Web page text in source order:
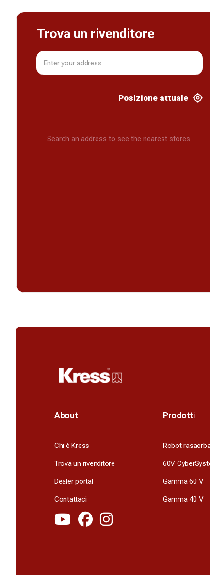
Trova un rivenditore
Posizione attuale
Search an address to see the nearest stores.
About
Chi è Kress
Trova un rivenditore
Dealer portal
Contattaci
Prodotti
Robot
60V
Gamma 60 V
Gamma 40 V